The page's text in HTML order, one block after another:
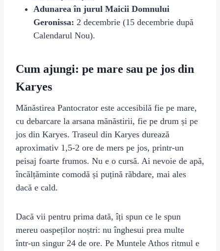
Adunarea în jurul Maicii Domnului
Geronissa: 2 decembrie (15 decembrie după
Calendarul Nou).
Cum ajungi: pe mare sau pe jos din
Karyes
Mănăstirea Pantocrator este accesibilă fie pe mare,
cu debarcare la arsana mănăstirii, fie pe drum și pe
jos din Karyes. Traseul din Karyes durează
aproximativ 1,5‑2 ore de mers pe jos, printr‑un
peisaj foarte frumos. Nu e o cursă. Ai nevoie de apă,
încălțăminte comodă și puțină răbdare, mai ales
dacă e cald.
Dacă vii pentru prima dată, îți spun ce le spun
mereu oaspeților noștri: nu înghesui prea multe
într‑un singur 24 de ore. Pe Muntele Athos ritmul e